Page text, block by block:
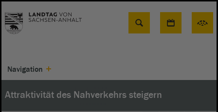
Suche
Navigation
Attraktivität des Nahverkehrs steigern